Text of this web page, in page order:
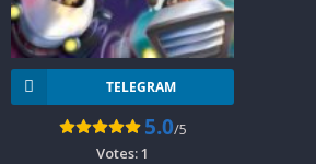
TELEGRAM
5.0/5
Votes:1